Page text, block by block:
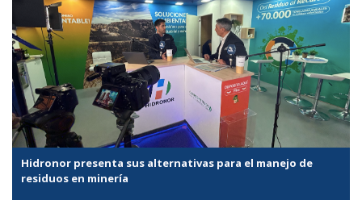
Hidronor presenta sus alternativas para el manejo de
residuos en minería